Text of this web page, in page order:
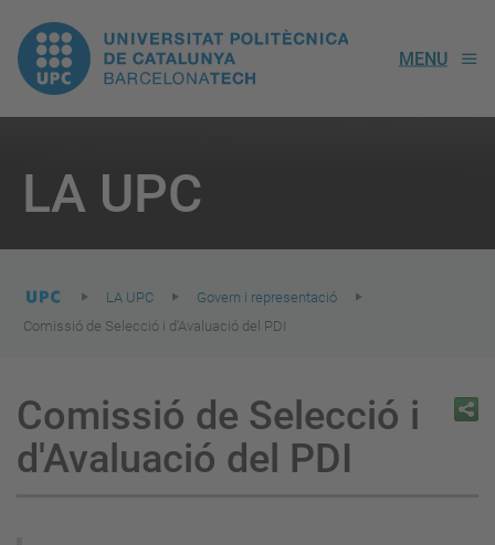
UPC.
Universitat
Politècnica
de
Catalunya
MENU
LA UPC
are
here:
LA UPC
Govern i representació
Comissió de Selecció i d'Avaluació del PDI
Comissió de Selecció i
d'Avaluació del PDI